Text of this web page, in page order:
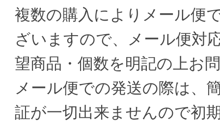
複数の購入によりメール便
ざいますので、メール便対
望商品・個数を明記の上お
メール便での発送の際は、
証が一切出来ませんので初